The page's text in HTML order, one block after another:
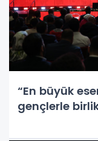
“En büyük
gençlerle